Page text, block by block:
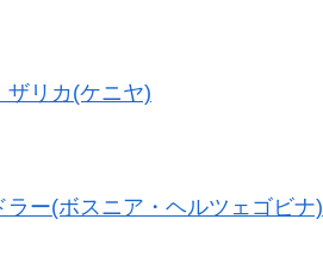
ザリカ(ケニヤ)
ラー(ボスニア・ヘルツェゴビナ)